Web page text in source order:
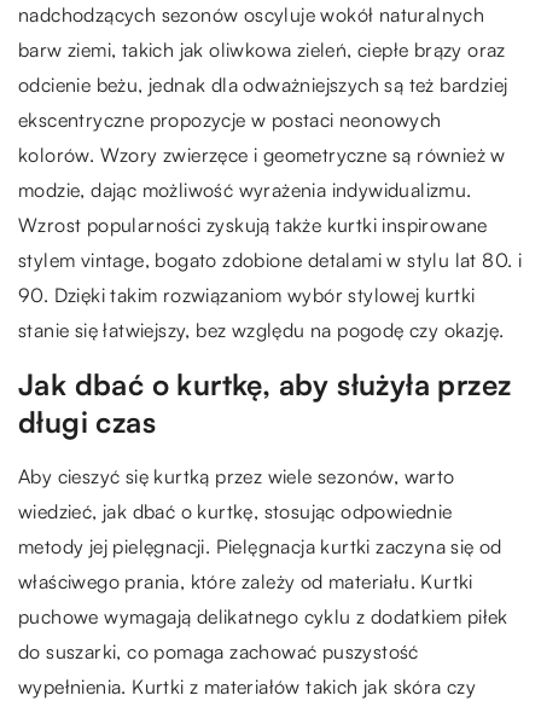
nadchodzących sezonów oscyluje wokół naturalnych
barw ziemi, takich jak oliwkowa zieleń, ciepłe brązy oraz
odcienie beżu, jednak dla odważniejszych są też bardziej
ekscentryczne propozycje w postaci neonowych
kolorów. Wzory zwierzęce i geometryczne są również w
modzie, dając możliwość wyrażenia indywidualizmu.
Wzrost popularności zyskują także kurtki inspirowane
stylem vintage, bogato zdobione detalami w stylu lat 80. i
90. Dzięki takim rozwiązaniom wybór stylowej kurtki
stanie się łatwiejszy, bez względu na pogodę czy okazję.
Jak dbać o kurtkę, aby służyła przez
długi czas
Aby cieszyć się kurtką przez wiele sezonów, warto
wiedzieć, jak dbać o kurtkę, stosując odpowiednie
metody jej pielęgnacji. Pielęgnacja kurtki zaczyna się od
właściwego prania, które zależy od materiału. Kurtki
puchowe wymagają delikatnego cyklu z dodatkiem piłek
do suszarki, co pomaga zachować puszystość
wypełnienia. Kurtki z materiałów takich jak skóra czy